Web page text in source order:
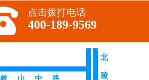
点击拨打电话
400-189-9569
岐山中路
北
陵